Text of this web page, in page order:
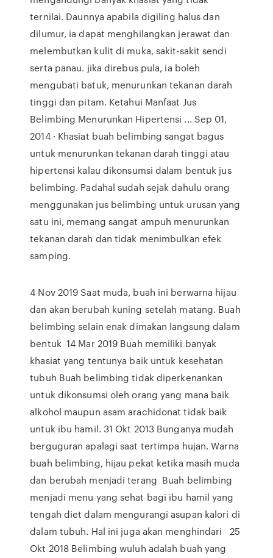
ternilai. Daunnya apabila digiling halus dan
dilumur, ia dapat menghilangkan jerawat dan
melembutkan kulit di muka, sakit-sakit sendi
serta panau. jika direbus pula, ia boleh
mengubati batuk, menurunkan tekanan darah
tinggi dan pitam. Ketahui Manfaat Jus
Belimbing Menurunkan Hipertensi ... Sep 01,
2014 · Khasiat buah belimbing sangat bagus
untuk menurunkan tekanan darah tinggi atau
hipertensi kalau dikonsumsi dalam bentuk jus
belimbing. Padahal sudah sejak dahulu orang
menggunakan jus belimbing untuk urusan yang
satu ini, memang sangat ampuh menurunkan
tekanan darah dan tidak menimbulkan efek
samping.
4 Nov 2019 Saat muda, buah ini berwarna hijau
dan akan berubah kuning setelah matang. Buah
belimbing selain enak dimakan langsung dalam
bentuk 14 Mar 2019 Buah memiliki banyak
khasiat yang tentunya baik untuk kesehatan
tubuh Buah belimbing tidak diperkenankan
untuk dikonsumsi oleh orang yang mana baik
alkohol maupun asam arachidonat tidak baik
untuk ibu hamil. 31 Okt 2013 Bunganya mudah
berguguran apalagi saat tertimpa hujan. Warna
buah belimbing, hijau pekat ketika masih muda
dan berubah menjadi terang Buah belimbing
menjadi menu yang sehat bagi ibu hamil yang
tengah diet dalam mengurangi asupan kalori di
dalam tubuh. Hal ini juga akan menghindari 25
Okt 2018 Belimbing wuluh adalah buah yang